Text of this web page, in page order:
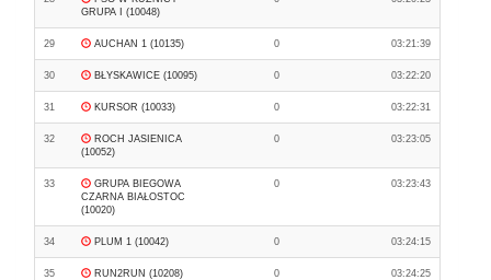
GRUPA I (10048)
29 AUCHAN 1 (10135) 0 03:21:39
30 BŁYSKAWICE (10095) 0 03:22:20
31 KURSOR (10033) 0 03:22:31
32
ROCH JASIENICA
(10052)
0 03:23:05
33
GRUPA BIEGOWA
CZARNA BIAŁOSTOC
(10020)
0 03:23:43
34 PLUM 1 (10042) 0 03:24:15
35 RUN2RUN (10208) 0 03:24:25